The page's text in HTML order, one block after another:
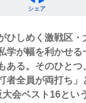
シェア
しめく激戦区・
学が幅を利かせ
ある。そのひとつ
者全員が両打ち」
会ベスト16とい